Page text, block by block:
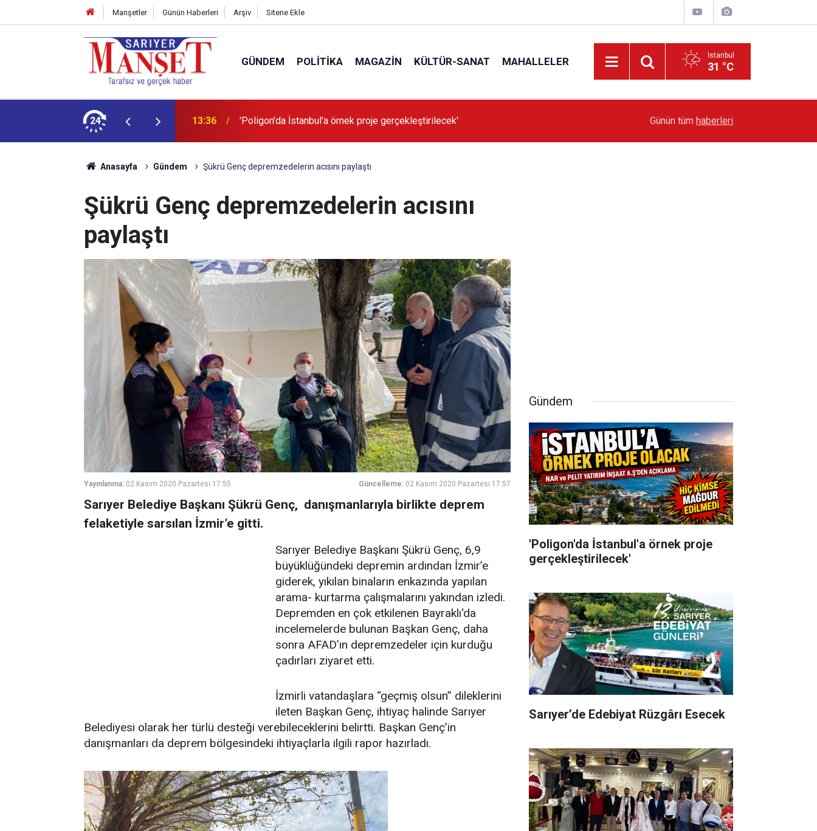
Manşetler Günün Haberleri Arşiv Sitene Ekle
GÜNDEM POLITIKA MAGAZIN KÜLTÜR-SANAT MAHALLELER İstanbul
31 °C
24 13:36 'Poligon'da İstanbul'a örnek proje gerçekleştirilecek' Sarıyer’de Edebiyat Rüzgârı Esecek
Günün tüm haberleri
Anasayfa Gündem Şükrü Genç depremzedelerin acısını paylaştı
Şükrü Genç depremzedelerin acısını
paylaştı
Yayınlanma: 02 Kasım 2020 Pazartesi 17:55 Güncelleme: 02 Kasım 2020 Pazartesi 17:57
Sarıyer Belediye Başkanı Şükrü Genç, danışmanlarıyla birlikte deprem
felaketiyle sarsılan İzmir’e gitti.
Sarıyer Belediye Başkanı Şükrü Genç, 6,9
büyüklüğündeki depremin ardından İzmir’e
giderek, yıkılan binaların enkazında yapılan
arama- kurtarma çalışmalarını yakından izledi.
Depremden en çok etkilenen Bayraklı‘da
incelemelerde bulunan Başkan Genç, daha
sonra AFAD’ın depremzedeler için kurduğu
çadırları ziyaret etti.
İzmirli vatandaşlara “geçmiş olsun” dileklerini
ileten Başkan Genç, ihtiyaç halinde Sarıyer
Belediyesi olarak her türlü desteği verebileceklerini belirtti. Başkan Genç’in
danışmanları da deprem bölgesindeki ihtiyaçlarla ilgili rapor hazırladı.
Gündem
'Poligon'da İstanbul'a örnek proje
gerçekleştirilecek'
Sarıyer’de Edebiyat Rüzgârı Esecek